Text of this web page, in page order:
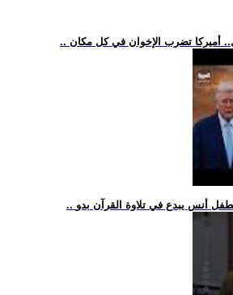
أميركا تضرب الإخوان في كل مكان
أنس يبدع في تلاوة القرآن بدو